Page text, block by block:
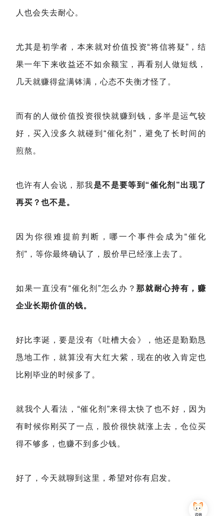
人也会失去耐心。
尤其是初学者，本来就对价值投资“将信将疑”，结
果一年下来收益还不如余额宝，再看别人做短线，
几天就赚得盆满钵满，心态不失衡才怪了。
而有的人做价值投资很快就赚到钱，多半是运气较
好，买入没多久就碰到“催化剂”，避免了长时间的
煎熬。
也许有人会说，那我是不是要等到“催化剂”出现了
再买？也不是。
因为你很难提前判断，哪一个事件会成为“催化
剂”，等你最终确认了，股价早已经涨上去了。
如果一直没有“催化剂”怎么办？那就耐心持有，赚
企业长期价值的钱。
好比李诞，要是没有《吐槽大会》，他还是勤勤恳
恳地工作，就算没有大红大紫，现在的收入肯定也
比刚毕业的时候多了。
就我个人看法，“催化剂”来得太快了也不好，因为
有时候你刚买了一点，股价很快就涨上去，仓位买
得不够多，也赚不到多少钱。
好了，今天就聊到这里，希望对你有启发。